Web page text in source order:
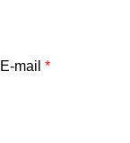
E-mail *